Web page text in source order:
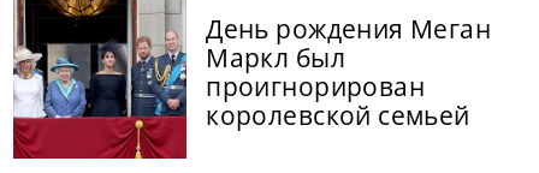
День рождения Меган
Маркл был
проигнорирован
королевской семьей